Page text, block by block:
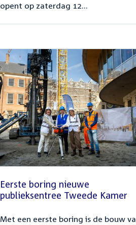
opent op zaterdag 12...
Eerste boring nieuwe
publieksentree Tweede Kamer
Met een eerste boring is de bouw